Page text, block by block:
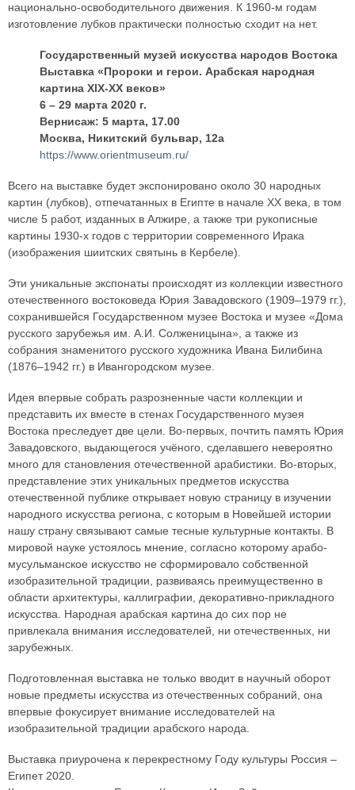
национально-освободительного движения. К 1960-м годам
изготовление лубков практически полностью сходит на нет.
Государственный музей искусства народов Востока
Выставка «Пророки и герои. Арабская народная
картина XIX-XX веков»
6 – 29 марта 2020 г.
Вернисаж: 5 марта, 17.00
Москва, Никитский бульвар, 12а
https://www.orientmuseum.ru/
Всего на выставке будет экспонировано около 30 народных
картин (лубков), отпечатанных в Египте в начале XX века, в том
числе 5 работ, изданных в Алжире, а также три рукописные
картины 1930-х годов с территории современного Ирака
(изображения шиитских святынь в Кербеле).
Эти уникальные экспонаты происходят из коллекции известного
отечественного востоковеда Юрия Завадовского (1909–1979 гг.),
сохранившейся Государственном музее Востока и музее «Дома
русского зарубежья им. А.И. Солженицына», а также из
собрания знаменитого русского художника Ивана Билибина
(1876–1942 гг.) в Ивангородском музее.
Идея впервые собрать разрозненные части коллекции и
представить их вместе в стенах Государственного музея
Востока преследует две цели. Во-первых, почтить память Юрия
Завадовского, выдающегося учёного, сделавшего невероятно
много для становления отечественной арабистики. Во-вторых,
представление этих уникальных предметов искусства
отечественной публике открывает новую страницу в изучении
народного искусства региона, с которым в Новейшей истории
нашу страну связывают самые тесные культурные контакты. В
мировой науке устоялось мнение, согласно которому арабо-
мусульманское искусство не сформировало собственной
изобразительной традиции, развиваясь преимущественно в
области архитектуры, каллиграфии, декоративно-прикладного
искусства. Народная арабская картина до сих пор не
привлекала внимания исследователей, ни отечественных, ни
зарубежных.
Подготовленная выставка не только вводит в научный оборот
новые предметы искусства из отечественных собраний, она
впервые фокусирует внимание исследователей на
изобразительной традиции арабского народа.
Выставка приурочена к перекрестному Году культуры Россия –
Египет 2020.